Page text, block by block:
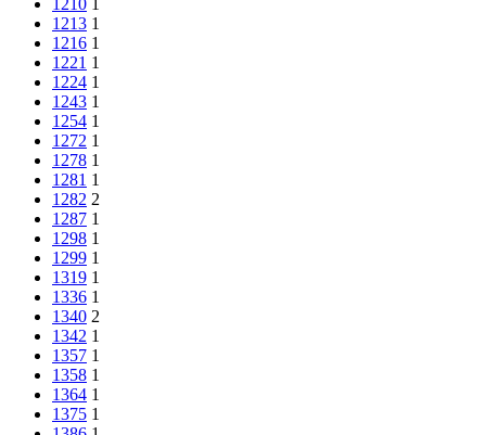
1213 1
1216 1
1221 1
1224 1
1243 1
1254 1
1272 1
1278 1
1281 1
1282 2
1287 1
1298 1
1299 1
1319 1
1336 1
1340 2
1342 1
1357 1
1358 1
1364 1
1375 1